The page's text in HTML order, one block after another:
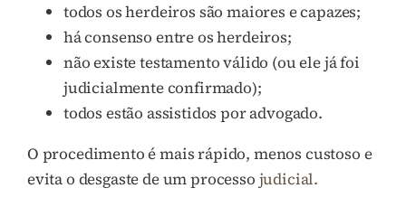
todos os herdeiros são maiores e capazes;
há consenso entre os herdeiros;
não existe testamento válido (ou ele já foi
judicialmente confirmado);
todos estão assistidos por advogado.
O procedimento é mais rápido, menos custoso e
evita o desgaste de um processo judicial.